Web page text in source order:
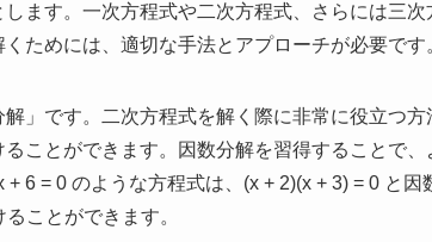
ます。一次方程式や二次方程式、さらには三次
ためには、適切な手法とアプローチが必要です
」です。二次方程式を解く際に非常に役立つ
ことができます。因数分解を習得することで
6 = 0 のような方程式は、(x + 2)(x + 3) = 0 と
ことができます。